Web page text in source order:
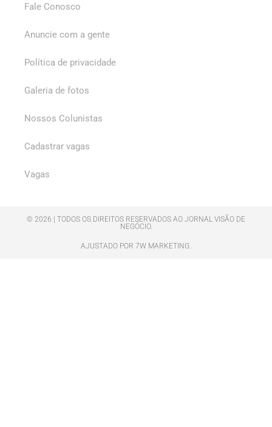
Fale Conosco
Anuncie com a gente
Política de privacidade
Galeria de fotos
Nossos Colunistas
Cadastrar vagas
Vagas
© 2026 | TODOS OS DIREITOS RESERVADOS AO JORNAL VISÃO DE
NEGÓCIO.
AJUSTADO POR 7W MARKETING.